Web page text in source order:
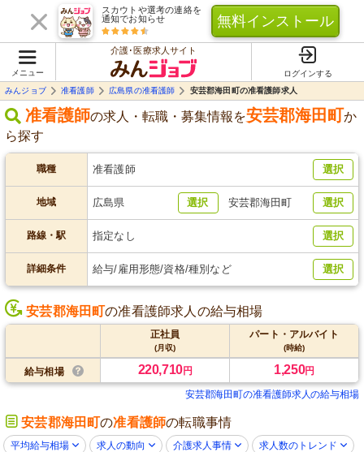
スカウトや選考の連絡を
通知でお知らせ
無料インストール
メニュー
介護･医療求人サイト
ログインする
みんジョブ
准看護師 広島県の准看護師 安芸郡海田町の准看護師求人
准看護師の求人・転職・募集情報を安芸郡海田町か
ら探す
職種 准看護師 選択
地域 広島県 選択 安芸郡海田町 選択
路線・駅 指定なし 選択
詳細条件 給与/雇用形態/資格/種別など 選択
安芸郡海田町の准看護師求人の給与相場
正社員
(月収)
パート・アルバイト
(時給)
給与相場 220,710円 1,250円
安芸郡海田町の准看護師求人の給与相場
安芸郡海田町の准看護師の転職事情
平均給与相場 求人の動向 介護求人事情 求人数のトレンド